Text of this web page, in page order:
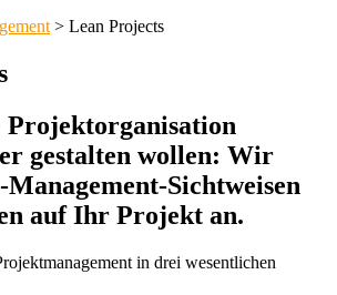
> Lean Projects
Projektorganisation
gestalten wollen: Wir
Management-Sichtweisen
auf Ihr Projekt an.
in drei wesentlichen